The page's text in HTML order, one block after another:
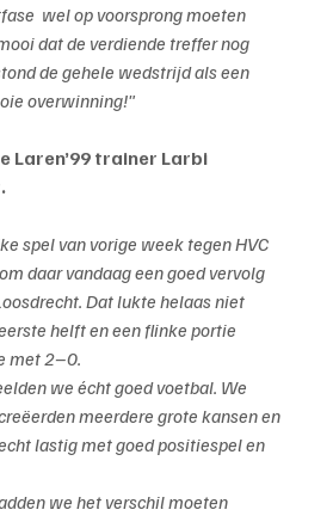
wel op voorsprong moeten
dat de verdiende treffer nog
de gehele wedstrijd als een
overwinning!"
Laren’99 trainer Larbi
spel van vorige week tegen HVC
daar vandaag een goed vervolg
Dat lukte helaas niet
helft en een flinke portie
met 2–0.
we écht goed voetbal. We
meerdere grote kansen en
lastig met goed positiespel en
we het verschil moeten